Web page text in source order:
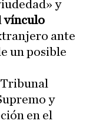
y
vínculo
ante
un posible
y
en el